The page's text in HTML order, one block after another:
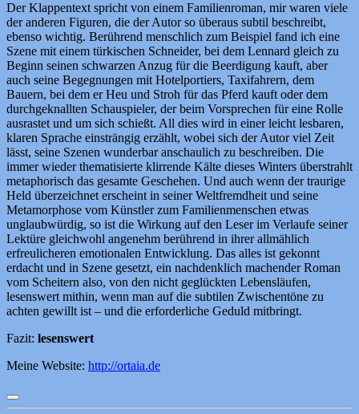
Der Klappentext spricht von einem Familienroman, mir waren viele
der anderen Figuren, die der Autor so überaus subtil beschreibt,
ebenso wichtig. Berührend menschlich zum Beispiel fand ich eine
Szene mit einem türkischen Schneider, bei dem Lennard gleich zu
Beginn seinen schwarzen Anzug für die Beerdigung kauft, aber
auch seine Begegnungen mit Hotelportiers, Taxifahrern, dem
Bauern, bei dem er Heu und Stroh für das Pferd kauft oder dem
durchgeknallten Schauspieler, der beim Vorsprechen für eine Rolle
ausrastet und um sich schießt. All dies wird in einer leicht lesbaren,
klaren Sprache einsträngig erzählt, wobei sich der Autor viel Zeit
lässt, seine Szenen wunderbar anschaulich zu beschreiben. Die
immer wieder thematisierte klirrende Kälte dieses Winters überstrahlt
metaphorisch das gesamte Geschehen. Und auch wenn der traurige
Held überzeichnet erscheint in seiner Weltfremdheit und seine
Metamorphose vom Künstler zum Familienmenschen etwas
unglaubwürdig, so ist die Wirkung auf den Leser im Verlaufe seiner
Lektüre gleichwohl angenehm berührend in ihrer allmählich
erfreulicheren emotionalen Entwicklung. Das alles ist gekonnt
erdacht und in Szene gesetzt, ein nachdenklich machender Roman
vom Scheitern also, von den nicht geglückten Lebensläufen,
lesenswert mithin, wenn man auf die subtilen Zwischentöne zu
achten gewillt ist – und die erforderliche Geduld mitbringt.
Fazit: lesenswert
Meine Website: http://ortaia.de